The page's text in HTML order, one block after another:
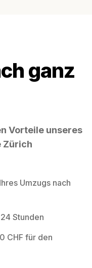
ganz
Vorteile unseres
Zürich
Umzugs nach
Stunden
CHF für den